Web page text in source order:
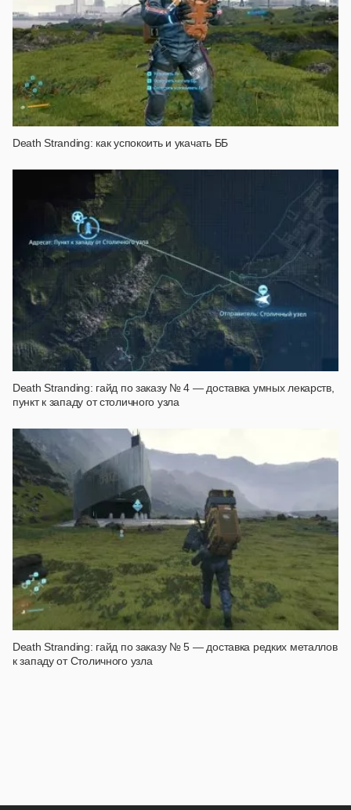
Death Stranding: как успокоить и укачать ББ
Death Stranding: гайд по заказу № 4 — доставка умных лекарств,
пункт к западу от столичного узла
Death Stranding: гайд по заказу № 5 — доставка редких металлов
к западу от Столичного узла